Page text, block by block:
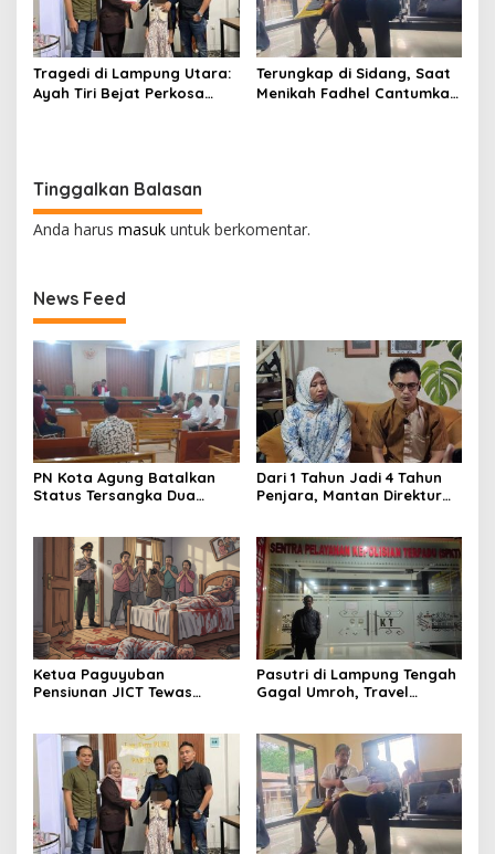
Tragedi di Lampung Utara:
Ayah Tiri Bejat Perkosa
Terungkap di Sidang, Saat
Menikah Fadhel Cantumkan
Tinggalkan Balasan
Anda harus masuk untuk berkomentar.
News Feed
PN Kota Agung Batalkan
Status Tersangka Dua
Dari 1 Tahun Jadi 4 Tahun
Penjara, Mantan Direktur
Ketua Paguyuban
Pensiunan JICT Tewas
Dugaan Perampokan
Pasutri di Lampung Tengah
Gagal Umroh, Travel
Polda Lampung